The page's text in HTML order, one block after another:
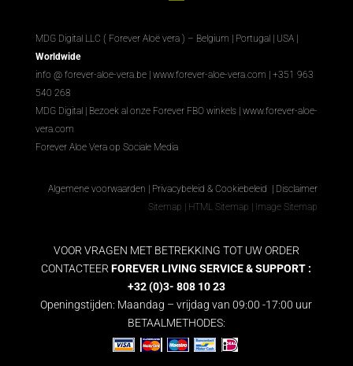
MDG Digital LLC ( Forever Aloë vera ) – Belgium | Portugal | USA |
Worldwide
info @ forever-aloe-vera.be | www.forever-aloe-vera.com | +351 963
540 268
MDG Digital
Bezoek al onze Forever FBO winkels| www.forever-aloe-
vera.com
Forever Aloe Vera op Sociale Media
Algemene voorwaarden Privacybeleid & Cookiebeleid
Disclaimer
Sitemap
HTML Sitemap Image Sitemap
VOOR VRAGEN MET BETREKKING TOT UW ORDER
CONTACTEERFOREVER LIVING SERVICE & SUPPORT :
+32 (0)3- 808 10 23
Openingstijden: Maandag – vrijdag van 09:00 -17:00 uur
BETAALMETHODES: